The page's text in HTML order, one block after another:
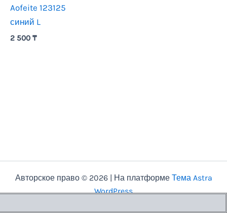
Aofeite 123125
синий L
2 500 ₸
Авторское право © 2026 | На платформе Тема Astra
WordPress